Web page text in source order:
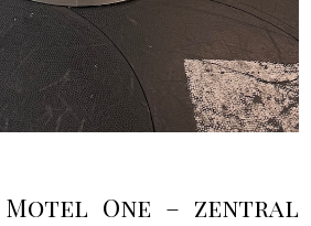
One – zentral